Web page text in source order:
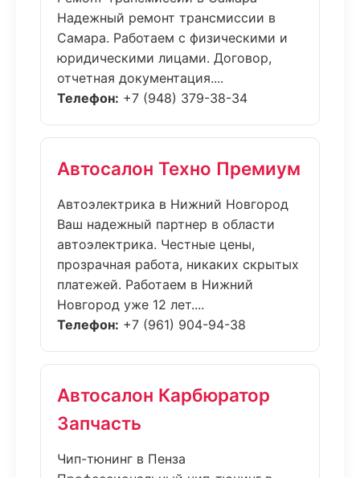
Надежный ремонт трансмиссии в
Самара. Работаем с физическими и
юридическими лицами. Договор,
отчетная документация....
Телефон: +7 (948) 379-38-34
Автосалон Техно Премиум
Автоэлектрика в Нижний Новгород
Ваш надежный партнер в области
автоэлектрика. Честные цены,
прозрачная работа, никаких скрытых
платежей. Работаем в Нижний
Новгород уже 12 лет....
Телефон: +7 (961) 904-94-38
Автосалон Карбюратор
Запчасть
Чип-тюнинг в Пенза